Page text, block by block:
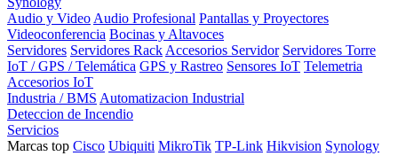
Audio y Video Audio Profesional Pantallas y Proyectores
Videoconferencia Bocinas y Altavoces
Servidores Servidores Rack Accesorios Servidor Servidores Torre
IoT / GPS / Telemática GPS y Rastreo Sensores IoT Telemetria
Accesorios IoT
Industria / BMS Automatizacion Industrial
Deteccion de Incendio
Servicios
Marcas top Cisco Ubiquiti MikroTik TP-Link Hikvision Synology